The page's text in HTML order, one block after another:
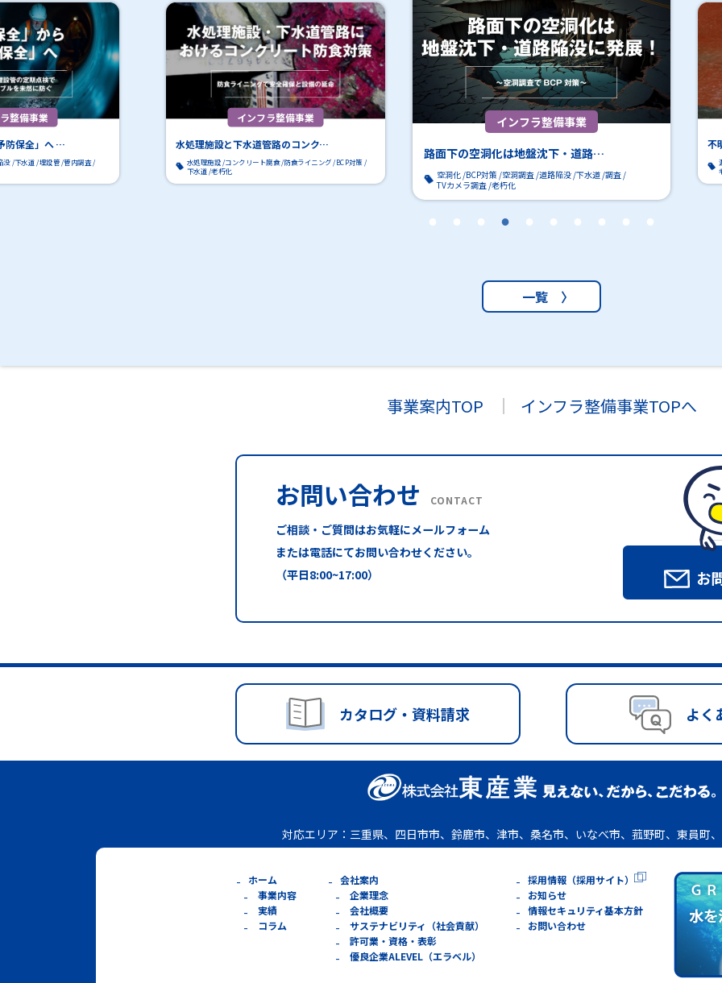
整備事業
防保全」へ …
没 下水道 埋設管 管内調査
インフラ整備事業
水処理施設と下水道管路のコンク…
水処理施設 コンクリート腐食 防食ライニング BCP対策
下水道 老朽化
インフラ整備事業
路面下の空洞化は地盤沈下・道路…
空洞化 BCP対策 空洞調査 道路陥没 下水道 調査
TVカメラ調査 老朽化
不
一覧 〉
事業案内TOP インフラ整備事業TOPへ
お問い合わせ CONTACT
ご相談・ご質問はお気軽にメールフォーム
または電話にてお問い合わせください。
（平日8:00~17:00）
お
カタログ・資料請求 よく
対応エリア： 三重県、四日市市、鈴鹿市、津市、桑名市、いなべ市、菰野町、東員町
ホーム
事業内容
実績
コラム
会社案内
企業理念
会社概要
サステナビリティ（社会貢献）
許可業・資格・表彰
優良企業ALEVEL（エラベル）
採用情報（採用サイト）
お知らせ
情報セキュリティ基本方針
お問い合わせ